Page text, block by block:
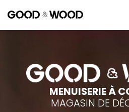
au
principal
MENUISERIE À
MAGASIN DE